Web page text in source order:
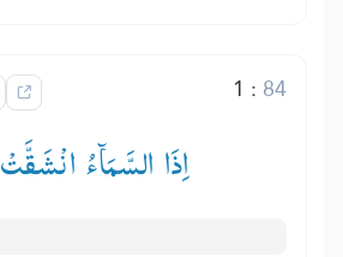
1 : 84
اِذَا السَّمَآءُ انْشَقَّتْ ۟ۙ